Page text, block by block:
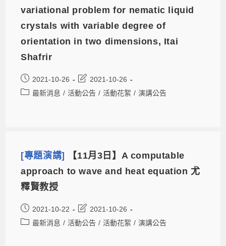
variational problem for nematic liquid
crystals with variable degree of
orientation in two dimensions, Itai
Shafrir
2021-10-26
2021-10-26
最新消息 / 活動公告 / 活動花絮 / 演講公告
[專題演講]
【11月3日】A computable
approach to wave and heat equation 尤
釋賢教授
2021-10-22
2021-10-26
最新消息 / 活動公告 / 活動花絮 / 演講公告